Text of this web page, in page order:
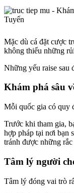
Mặc dù cá đặt cược
không thiếu những
Những yếu raise sau
Khám phá sâu
Mỗi quốc gia có quy
Trước khi tham gia,
hợp pháp tại nơi bạn
tránh được những
Tâm lý người
Tâm lý đóng vai trò